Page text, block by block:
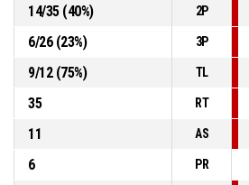
P4 00:37
6, Bevolo A. , Passaggio sbagliato
14/35(40%) 2P
6/26(23%) 3P
9/12(75%) TL
35
RT
11
AS
6
PR